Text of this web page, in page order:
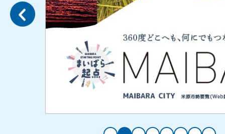
2026年07月31日
【申請受付終了】給付型奨学金
2026年07月31日
【出場者募集】第50回記念りれ
ス
ラ